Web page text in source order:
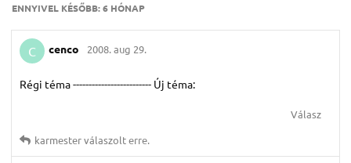
ENNYIVEL KÉSŐBB:6 HÓNAP
C cenco 2008. aug 29.
Régi téma ------------------------- Új téma:
Válasz
karmesterválaszolt erre.